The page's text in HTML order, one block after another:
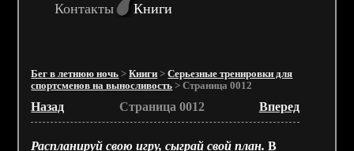
Контакты Книги
Бег в летнюю ночь >Книги >Серьезные тренировки для
спортсменов на выносливость > Страница 0012
Назад Страница 0012 Вперед
Распланируй свою игру, сыграй свой план. В